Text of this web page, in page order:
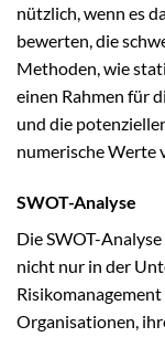
nützlich, wenn es
bewerten, die
Methoden, wie
einen Rahmen für
und die
numerische Werte
SWOT-Analyse
Die SWOT-
nicht nur in der
Organisationen,